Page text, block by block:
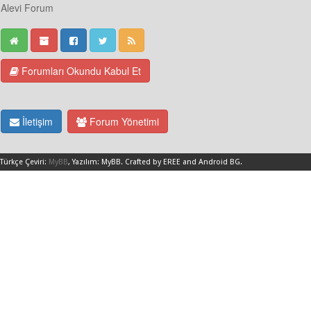
Alevi Forum
Forumları Okundu Kabul Et
İletişim Forum Yönetimi
Türkçe Çeviri: MyBB, Yazılım: MyBB. Crafted by EREE and Android BG.